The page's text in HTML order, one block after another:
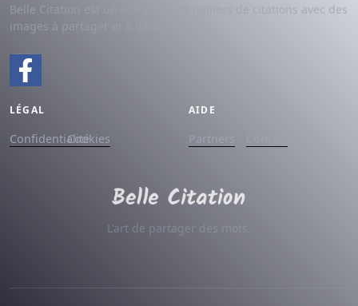
Belle Citation est un site avec des milliers de citations avec des
images à partager et à dédier.
LÉGAL
ConfidentialitéCookies
AIDE
Partners
L'art de partager des mots.